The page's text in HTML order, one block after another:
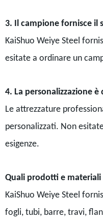
3. Il campione fornisce il
KaiShuo Weiye Steel
esitate a ordinare un
4. La personalizzazione è
Le attrezzature
personalizzati. Non
esigenze.
Quali prodotti e
KaiShuo Weiye Steel
fogli, tubi, barre, travi,